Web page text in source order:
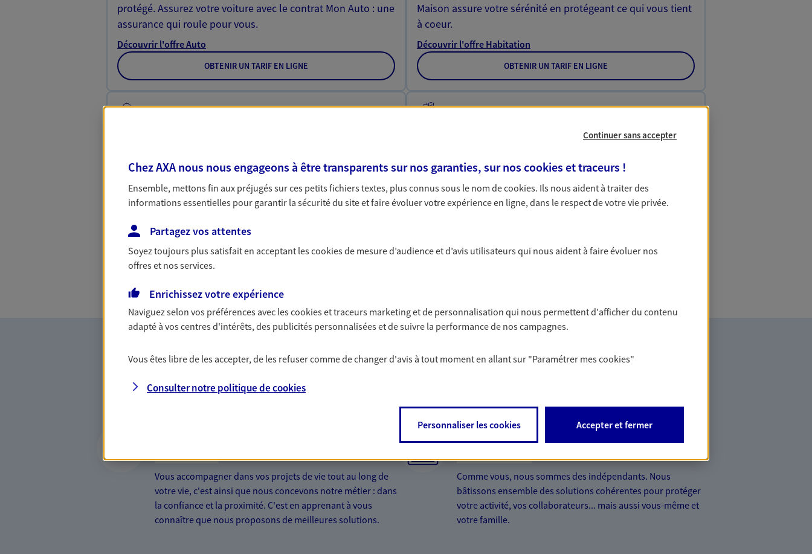
protégé. Assurez votre voiture avec le contrat Mon Auto : une
assurance qui roule pour vous.
Découvrir l'offre Auto
OBTENIR UN TARIF EN LIGNE
Maison assure votre sérénité en protégeant ce qui vous tient
à coeur.
Découvrir l'offre Habitation
OBTENIR UN TARIF EN LIGNE
Avec Ma Protection Accident, protégez votre qualité de vie et
Découvrir l'offre Garantie Accidents de la Vie
Gagnez en simplicité et en sérénité avec votre assurance
locaux, matériels pro, équipements et stocks… sans oublier
votre responsabilité civile.
Découvrir l'offre Multirisque Entreprise
Nos expertises
Vous accompagner dans vos projets de vie tout au long de
votre vie, c'est ainsi que nous concevons notre métier : dans
la confiance et la proximité. C'est en apprenant à vous
connaître que nous proposons de meilleures solutions.
Accompagner les professionnels et les
Comme vous, nous sommes des indépendants. Nous
bâtissons ensemble des solutions cohérentes pour protéger
votre activité, vos collaborateurs... mais aussi vous-même et
votre famille.
Continuer sans accepter
Chez AXA nous nous engageons à être transparents sur nos garanties, sur nos cookies et traceurs !
Ensemble, mettons fin aux préjugés sur ces petits fichiers textes, plus connus sous le nom decookies. Ils nous aident à traiter des
informations essentielles pour garantir la sécurité du site et faire évoluer votre expérience en ligne, dans le respect de votre vie privée.
Partagez vos attentes
Soyez toujours plus satisfait en acceptant lescookiesde mesure d’audience et d’avis utilisateurs qui nous aident à faire évoluer nos
offres et nos services.
Enrichissez votre expérience
Naviguez selon vos préférences avec lescookies et traceurs marketing et de personnalisation qui nous permettent d'afficher du contenu
adapté à vos centres d'intérêts, des publicités personnalisées et de suivre la performance de nos campagnes.
Vous êtes libre de les accepter, de les refuser comme de changer d'avis à tout moment en allant sur "Paramétrer mescookies"
Consulter notre politique decookies
Personnaliser les cookies Accepter et fermer